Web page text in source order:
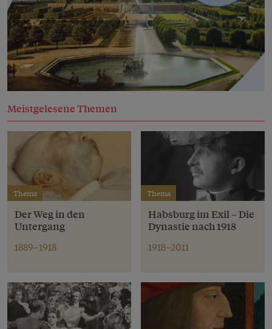
Meistgelesene Themen
Thema
Der Weg in den
Untergang
1889–1918
Thema
Habsburg im Exil – Die
Dynastie nach 1918
1918–2011